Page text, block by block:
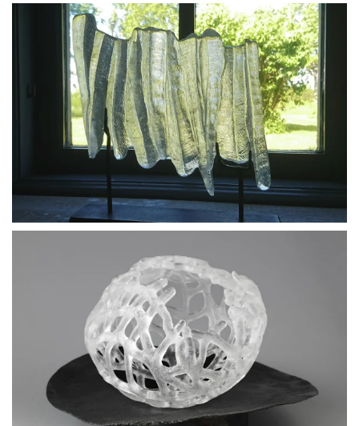
BLÄDDRA I GALLERI
BLÄDDRA I GALLERI